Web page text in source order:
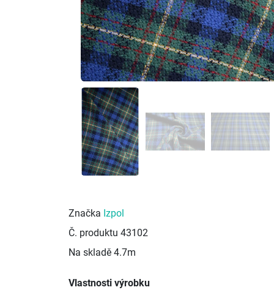
Značka Izpol
Č. produktu 43102
Na skladě 4.7m
Vlastnosti výrobku